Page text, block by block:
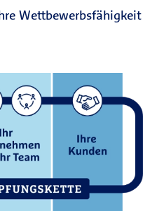
Wettbewerbsfähigkeit